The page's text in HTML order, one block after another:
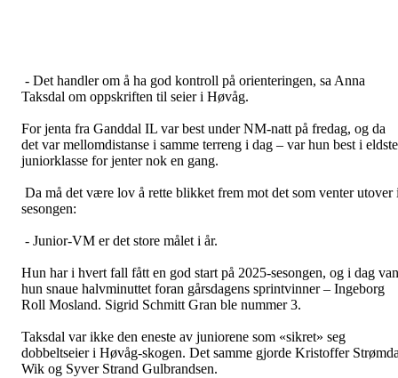
- Det handler om å ha god kontroll på orienteringen, sa Anna
Taksdal om oppskriften til seier i Høvåg.
For jenta fra Ganddal IL var best under NM-natt på fredag, og da
det var mellomdistanse i samme terreng i dag – var hun best i eldste
juniorklasse for jenter nok en gang.
Da må det være lov å rette blikket frem mot det som venter utover
sesongen:
- Junior-VM er det store målet i år.
Hun har i hvert fall fått en god start på 2025-sesongen, og i dag
hun snaue halvminuttet foran gårsdagens sprintvinner – Ingeborg
Roll Mosland. Sigrid Schmitt Gran ble nummer 3.
Taksdal var ikke den eneste av juniorene som «sikret» seg
dobbeltseier i Høvåg-skogen. Det samme gjorde Kristoffer
Wik og Syver Strand Gulbrandsen.